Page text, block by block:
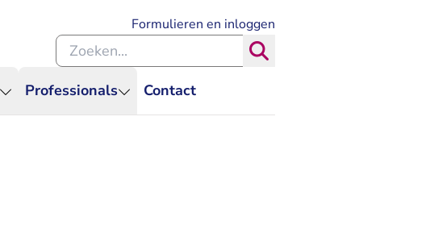
Professionals Contact
Formulieren en inloggen
Zoeken binnen de Rechtspraak